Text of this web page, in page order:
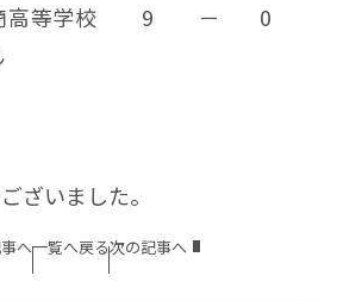
浪商高等学校 9 － 0
ざいました。
へ一覧へ戻る次の記事へ